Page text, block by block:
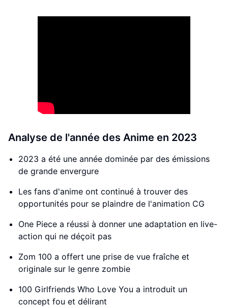
Analyse de l'année des Anime en 2023
2023 a été une année dominée par des émissions
de grande envergure
Les fans d'anime ont continué à trouver des
opportunités pour se plaindre de l'animation CG
One Piece a réussi à donner une adaptation en live-
action qui ne déçoit pas
Zom 100 a offert une prise de vue fraîche et
originale sur le genre zombie
100 Girlfriends Who Love You a introduit un
concept fou et délirant